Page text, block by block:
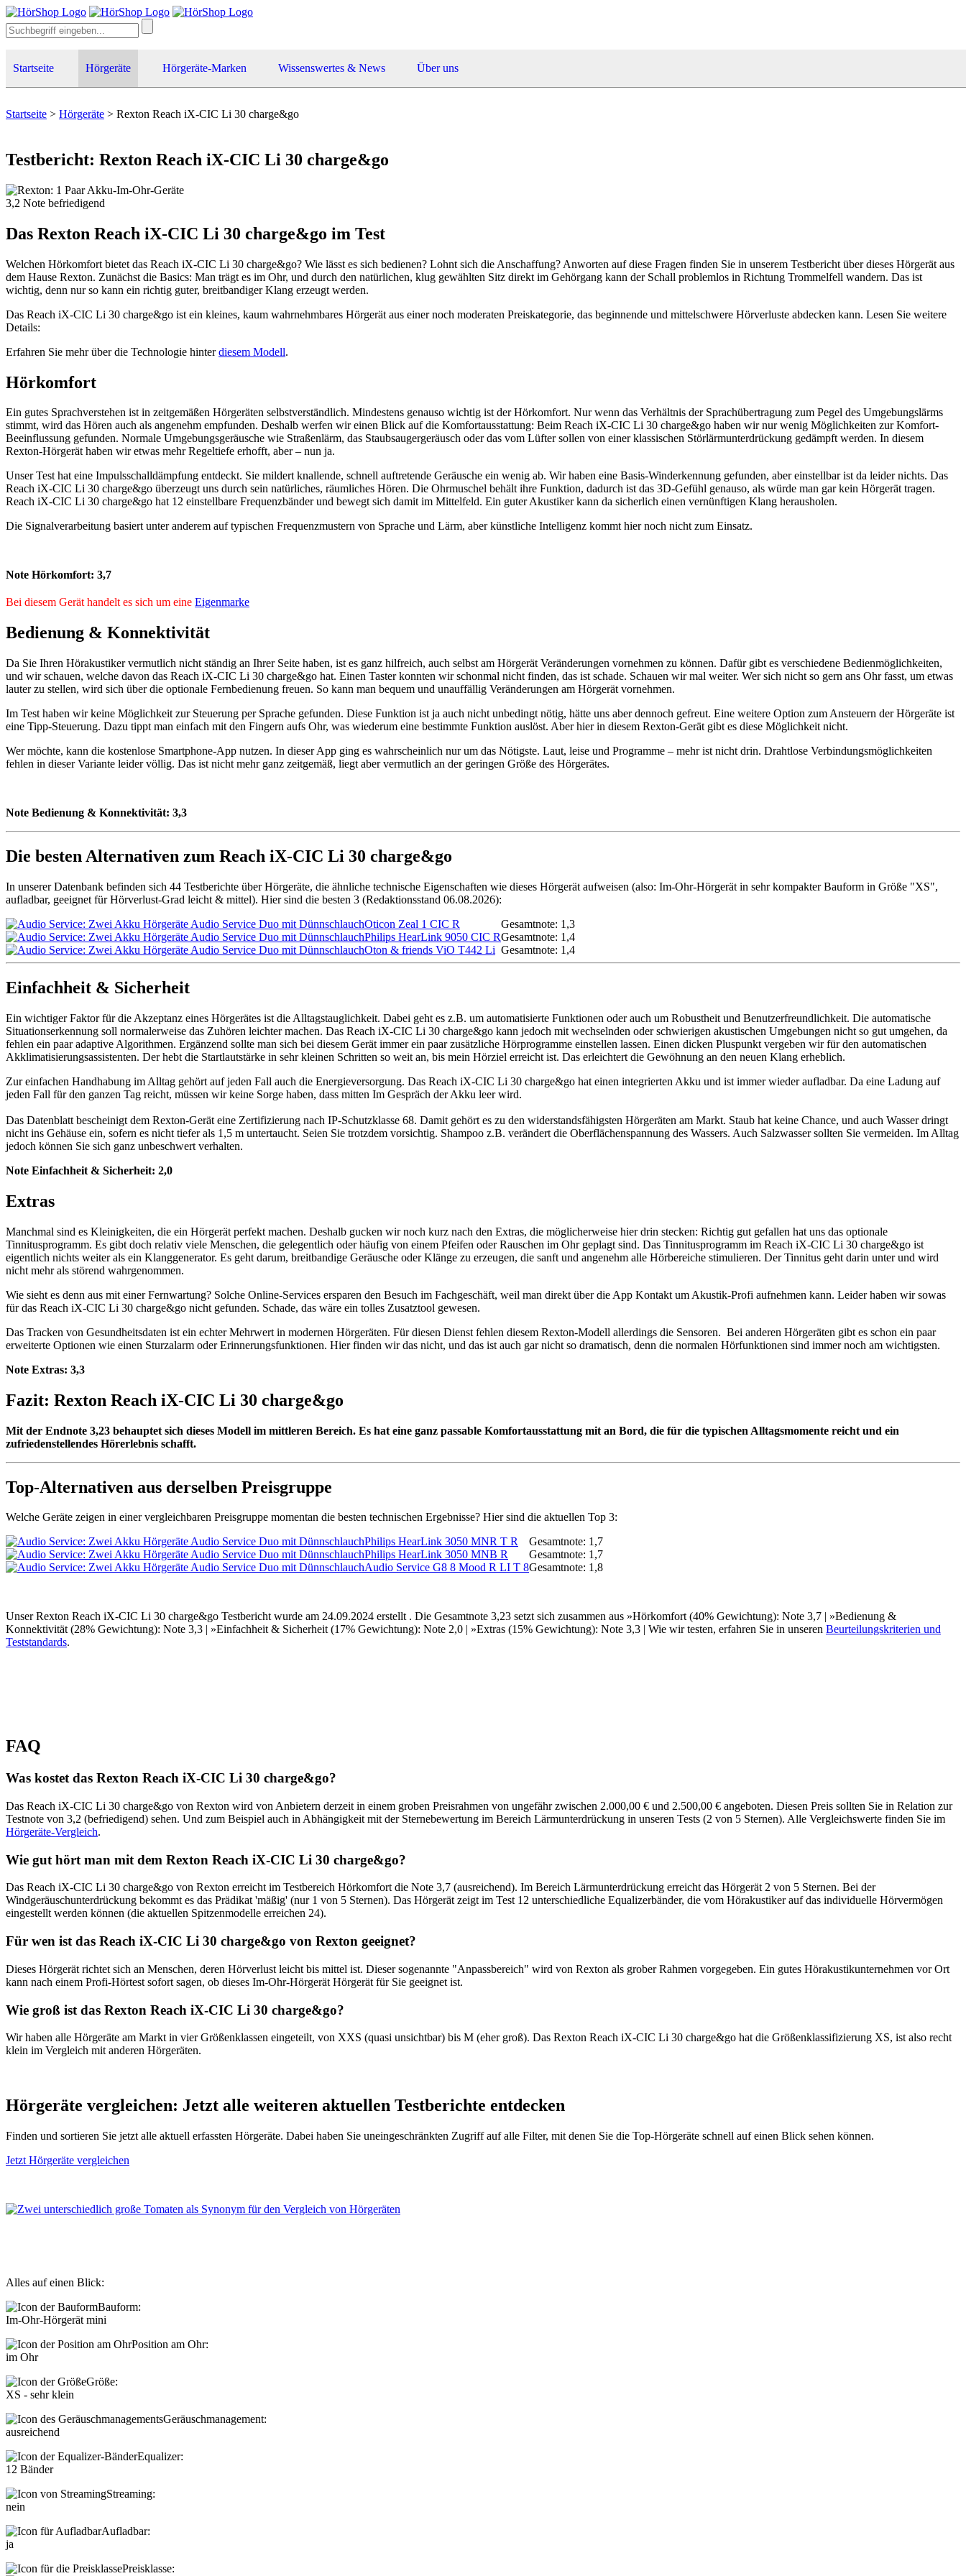
Startseite Hörgeräte Hörgeräte-Marken Wissenswertes & News Über uns
Startseite > Hörgeräte > Rexton Reach iX-CIC Li 30 charge&go
Testbericht: Rexton Reach iX-CIC Li 30 charge&go
3,2 Note befriedigend
Das Rexton Reach iX-CIC Li 30 charge&go im Test
Welchen Hörkomfort bietet das Reach iX-CIC Li 30 charge&go? Wie lässt es sich bedienen? Lohnt sich die Anschaffung? Anworten auf diese Fragen finden Sie in unserem Testbericht über dieses Hörgerät aus
dem Hause Rexton. Zunächst die Basics: Man trägt es im Ohr, und durch den natürlichen, klug gewählten Sitz direkt im Gehörgang kann der Schall problemlos in Richtung Trommelfell wandern. Das ist
wichtig, denn nur so kann ein richtig guter, breitbandiger Klang erzeugt werden.
Das Reach iX-CIC Li 30 charge&go ist ein kleines, kaum wahrnehmbares Hörgerät aus einer noch moderaten Preiskategorie, das beginnende und mittelschwere Hörverluste abdecken kann. Lesen Sie weitere
Details:
Erfahren Sie mehr über die Technologie hinterdiesem Modell.
Hörkomfort
Ein gutes Sprachverstehen ist in zeitgemäßen Hörgeräten selbstverständlich. Mindestens genauso wichtig ist der Hörkomfort. Nur wenn das Verhältnis der Sprachübertragung zum Pegel des Umgebungslärms
stimmt, wird das Hören auch als angenehm empfunden. Deshalb werfen wir einen Blick auf die Komfortausstattung: Beim Reach iX-CIC Li 30 charge&go haben wir nur wenig Möglichkeiten zur Komfort-
Beeinflussung gefunden. Normale Umgebungsgeräusche wie Straßenlärm, das Staubsaugergeräusch oder das vom Lüfter sollen von einer klassischen Störlärmunterdrückung gedämpft werden. In diesem
Rexton-Hörgerät haben wir etwas mehr Regeltiefe erhofft, aber – nun ja.
Unser Test hat eine Impulsschalldämpfung entdeckt. Sie mildert knallende, schnell auftretende Geräusche ein wenig ab. Wir haben eine Basis-Winderkennung gefunden, aber einstellbar ist da leider nichts. Das
Reach iX-CIC Li 30 charge&go überzeugt uns durch sein natürliches, räumliches Hören. Die Ohrmuschel behält ihre Funktion, dadurch ist das 3D-Gefühl genauso, als würde man gar kein Hörgerät tragen.
Reach iX-CIC Li 30 charge&go hat 12 einstellbare Frequenzbänder und bewegt sich damit im Mittelfeld. Ein guter Akustiker kann da sicherlich einen vernünftigen Klang herausholen.
Die Signalverarbeitung basiert unter anderem auf typischen Frequenzmustern von Sprache und Lärm, aber künstliche Intelligenz kommt hier noch nicht zum Einsatz.
Note Hörkomfort: 3,7
Bei diesem Gerät handelt es sich um eine Eigenmarke
Bedienung & Konnektivität
Da Sie Ihren Hörakustiker vermutlich nicht ständig an Ihrer Seite haben, ist es ganz hilfreich, auch selbst am Hörgerät Veränderungen vornehmen zu können. Dafür gibt es verschiedene Bedienmöglichkeiten,
und wir schauen, welche davon das Reach iX-CIC Li 30 charge&go hat. Einen Taster konnten wir schonmal nicht finden, das ist schade. Schauen wir mal weiter. Wer sich nicht so gern ans Ohr fasst, um etwas
lauter zu stellen, wird sich über die optionale Fernbedienung freuen. So kann man bequem und unauffällig Veränderungen am Hörgerät vornehmen.
Im Test haben wir keine Möglichkeit zur Steuerung per Sprache gefunden. Diese Funktion ist ja auch nicht unbedingt nötig, hätte uns aber dennoch gefreut. Eine weitere Option zum Ansteuern der Hörgeräte ist
eine Tipp-Steuerung. Dazu tippt man einfach mit den Fingern aufs Ohr, was wiederum eine bestimmte Funktion auslöst. Aber hier in diesem Rexton-Gerät gibt es diese Möglichkeit nicht.
Wer möchte, kann die kostenlose Smartphone-App nutzen. In dieser App ging es wahrscheinlich nur um das Nötigste. Laut, leise und Programme – mehr ist nicht drin. Drahtlose Verbindungsmöglichkeiten
fehlen in dieser Variante leider völlig. Das ist nicht mehr ganz zeitgemäß, liegt aber vermutlich an der geringen Größe des Hörgerätes.
Note Bedienung & Konnektivität: 3,3
Die besten Alternativen zum Reach iX-CIC Li 30 charge&go
In unserer Datenbank befinden sich 44 Testberichte über Hörgeräte, die ähnliche technische Eigenschaften wie dieses Hörgerät aufweisen (also: Im-Ohr-Hörgerät in sehr kompakter Bauform in Größe "XS",
aufladbar, geeignet für Hörverlust-Grad leicht & mittel). Hier sind die besten 3 (Redaktionsstand 06.08.2026):
Oticon Zeal 1 CIC R
Gesamtnote: 1,3
Philips HearLink 9050 CIC RGesamtnote: 1,4
Oton & friends ViO T442 Li Gesamtnote: 1,4
Einfachheit & Sicherheit
Ein wichtiger Faktor für die Akzeptanz eines Hörgerätes ist die Alltagstauglichkeit. Dabei geht es z.B. um automatisierte Funktionen oder auch um Robustheit und Benutzerfreundlichkeit. Die automatische
Situationserkennung soll normalerweise das Zuhören leichter machen. Das Reach iX-CIC Li 30 charge&go kann jedoch mit wechselnden oder schwierigen akustischen Umgebungen nicht so gut umgehen, da
fehlen ein paar adaptive Algorithmen. Ergänzend sollte man sich bei diesem Gerät immer ein paar zusätzliche Hörprogramme einstellen lassen. Einen dicken Pluspunkt vergeben wir für den automatischen
Akklimatisierungsassistenten. Der hebt die Startlautstärke in sehr kleinen Schritten so weit an, bis mein Hörziel erreicht ist. Das erleichtert die Gewöhnung an den neuen Klang erheblich.
Zur einfachen Handhabung im Alltag gehört auf jeden Fall auch die Energieversorgung. Das Reach iX-CIC Li 30 charge&go hat einen integrierten Akku und ist immer wieder aufladbar. Da eine Ladung auf
jeden Fall für den ganzen Tag reicht, müssen wir keine Sorge haben, dass mitten Im Gespräch der Akku leer wird.
Das Datenblatt bescheinigt dem Rexton-Gerät eine Zertifizierung nach IP-Schutzklasse 68. Damit gehört es zu den widerstandsfähigsten Hörgeräten am Markt. Staub hat keine Chance, und auch Wasser dringt
nicht ins Gehäuse ein, sofern es nicht tiefer als 1,5 m untertaucht. Seien Sie trotzdem vorsichtig. Shampoo z.B. verändert die Oberflächenspannung des Wassers. Auch Salzwasser sollten Sie vermeiden. Im Alltag
jedoch können Sie sich ganz unbeschwert verhalten.
Note Einfachheit & Sicherheit: 2,0
Extras
Manchmal sind es Kleinigkeiten, die ein Hörgerät perfekt machen. Deshalb gucken wir noch kurz nach den Extras, die möglicherweise hier drin stecken: Richtig gut gefallen hat uns das optionale
Tinnitusprogramm. Es gibt doch relativ viele Menschen, die gelegentlich oder häufig von einem Pfeifen oder Rauschen im Ohr geplagt sind. Das Tinnitusprogramm im Reach iX-CIC Li 30 charge&go ist
eigentlich nichts weiter als ein Klanggenerator. Es geht darum, breitbandige Geräusche oder Klänge zu erzeugen, die sanft und angenehm alle Hörbereiche stimulieren. Der Tinnitus geht darin unter und wird
nicht mehr als störend wahrgenommen.
Wie sieht es denn aus mit einer Fernwartung? Solche Online-Services ersparen den Besuch im Fachgeschäft, weil man direkt über die App Kontakt um Akustik-Profi aufnehmen kann. Leider haben wir sowas
für das Reach iX-CIC Li 30 charge&go nicht gefunden. Schade, das wäre ein tolles Zusatztool gewesen.
Das Tracken von Gesundheitsdaten ist ein echter Mehrwert in modernen Hörgeräten. Für diesen Dienst fehlen diesem Rexton-Modell allerdings die Sensoren. Bei anderen Hörgeräten gibt es schon ein paar
erweiterte Optionen wie einen Sturzalarm oder Erinnerungsfunktionen. Hier finden wir das nicht, und das ist auch gar nicht so dramatisch, denn die normalen Hörfunktionen sind immer noch am wichtigsten.
Note Extras: 3,3
Fazit: Rexton Reach iX-CIC Li 30 charge&go
Mit der Endnote 3,23 behauptet sich dieses Modell im mittleren Bereich. Es hat eine ganz passable Komfortausstattung mit an Bord, die für die typischen Alltagsmomente reicht und ein
zufriedenstellendes Hörerlebnis schafft.
Top-Alternativen aus derselben Preisgruppe
Welche Geräte zeigen in einer vergleichbaren Preisgruppe momentan die besten technischen Ergebnisse? Hier sind die aktuellen Top 3:
Philips HearLink 3050 MNR T R
Gesamtnote: 1,7
Philips HearLink 3050 MNB R
Gesamtnote: 1,7
Audio Service G8 8 Mood R LI T 8Gesamtnote: 1,8
Unser Rexton Reach iX-CIC Li 30 charge&go Testbericht wurde am 24.09.2024 erstellt . Die Gesamtnote 3,23 setzt sich zusammen aus »Hörkomfort (40% Gewichtung): Note 3,7 | »Bedienung &
Konnektivität (28% Gewichtung): Note 3,3 | »Einfachheit & Sicherheit (17% Gewichtung): Note 2,0 | »Extras (15% Gewichtung): Note 3,3 | Wie wir testen, erfahren Sie in unseren Beurteilungskriterien und
Teststandards.
FAQ
Was kostet das Rexton Reach iX-CIC Li 30 charge&go?
Das Reach iX-CIC Li 30 charge&go von Rexton wird von Anbietern derzeit in einem groben Preisrahmen von ungefähr zwischen 2.000,00 € und 2.500,00 € angeboten. Diesen Preis sollten Sie in Relation zur
Testnote von 3,2 (befriedigend) sehen. Und zum Beispiel auch in Abhängigkeit mit der Sternebewertung im Bereich Lärmunterdrückung in unseren Tests (2 von 5 Sternen). Alle Vergleichswerte finden Sie im
Hörgeräte-Vergleich.
Wie gut hört man mit dem Rexton Reach iX-CIC Li 30 charge&go?
Das Reach iX-CIC Li 30 charge&go von Rexton erreicht im Testbereich Hörkomfort die Note 3,7 (ausreichend). Im Bereich Lärmunterdrückung erreicht das Hörgerät 2 von 5 Sternen. Bei der
Windgeräuschunterdrückung bekommt es das Prädikat 'mäßig' (nur 1 von 5 Sternen). Das Hörgerät zeigt im Test 12 unterschiedliche Equalizerbänder, die vom Hörakustiker auf das individuelle Hörvermögen
eingestellt werden können (die aktuellen Spitzenmodelle erreichen 24).
Für wen ist das Reach iX-CIC Li 30 charge&go von Rexton geeignet?
Dieses Hörgerät richtet sich an Menschen, deren Hörverlust leicht bis mittel ist. Dieser sogenannte "Anpassbereich" wird von Rexton als grober Rahmen vorgegeben. Ein gutes Hörakustikunternehmen vor Ort
kann nach einem Profi-Hörtest sofort sagen, ob dieses Im-Ohr-Hörgerät Hörgerät für Sie geeignet ist.
Wie groß ist das Rexton Reach iX-CIC Li 30 charge&go?
Wir haben alle Hörgeräte am Markt in vier Größenklassen eingeteilt, von XXS (quasi unsichtbar) bis M (eher groß). Das Rexton Reach iX-CIC Li 30 charge&go hat die Größenklassifizierung XS, ist also recht
klein im Vergleich mit anderen Hörgeräten.
Hörgeräte vergleichen: Jetzt alle weiteren aktuellen Testberichte entdecken
Finden und sortieren Sie jetzt alle aktuell erfassten Hörgeräte. Dabei haben Sie uneingeschränkten Zugriff auf alle Filter, mit denen Sie die Top-Hörgeräte schnell auf einen Blick sehen können.
Jetzt Hörgeräte vergleichen
Alles auf einen Blick:
Bauform:
Im-Ohr-Hörgerät mini
Position am Ohr:
im Ohr
Größe:
XS - sehr klein
Geräuschmanagement:
ausreichend
Equalizer:
12 Bänder
Streaming:
nein
Aufladbar:
ja
Preisklasse: